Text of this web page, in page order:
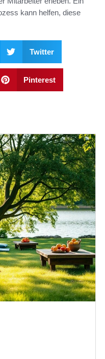
kann helfen, diese
Twitter
Pinterest